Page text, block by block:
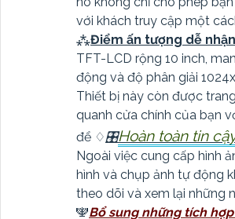
với khách truy cập một
⁂Điểm ấn tượng dễ
TFT-LCD rộng 10 inch,
động và độ phân giải
Thiết bị này còn được
quanh cửa chính của bạn
để ♢🎛Hoàn toàn tin
Ngoài việc cung cấp hình
hình và chụp ảnh tự động
theo dõi và xem lại những
️🕎Bổ sung những tích